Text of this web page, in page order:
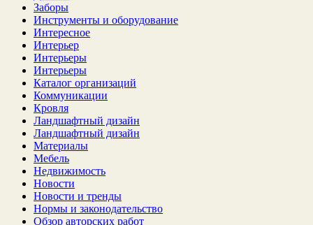
Заборы
Инструменты и оборудование
Интересное
Интерьер
Интерьеры
Интерьеры
Каталог организаций
Коммуникации
Кровля
Ландшафтный дизайн
Ландшафтный дизайн
Материалы
Мебель
Недвижимость
Новости
Новости и тренды
Нормы и законодательство
Обзор авторских работ